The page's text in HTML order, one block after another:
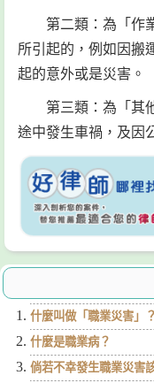
什麼叫做「職業災害」？
什麼是職業病？
倘若不幸發生職業災害
第二類：為「作
所引起的，例如因搬
起的意外或是災害。
第三類：為「其
途中發生車禍，及因